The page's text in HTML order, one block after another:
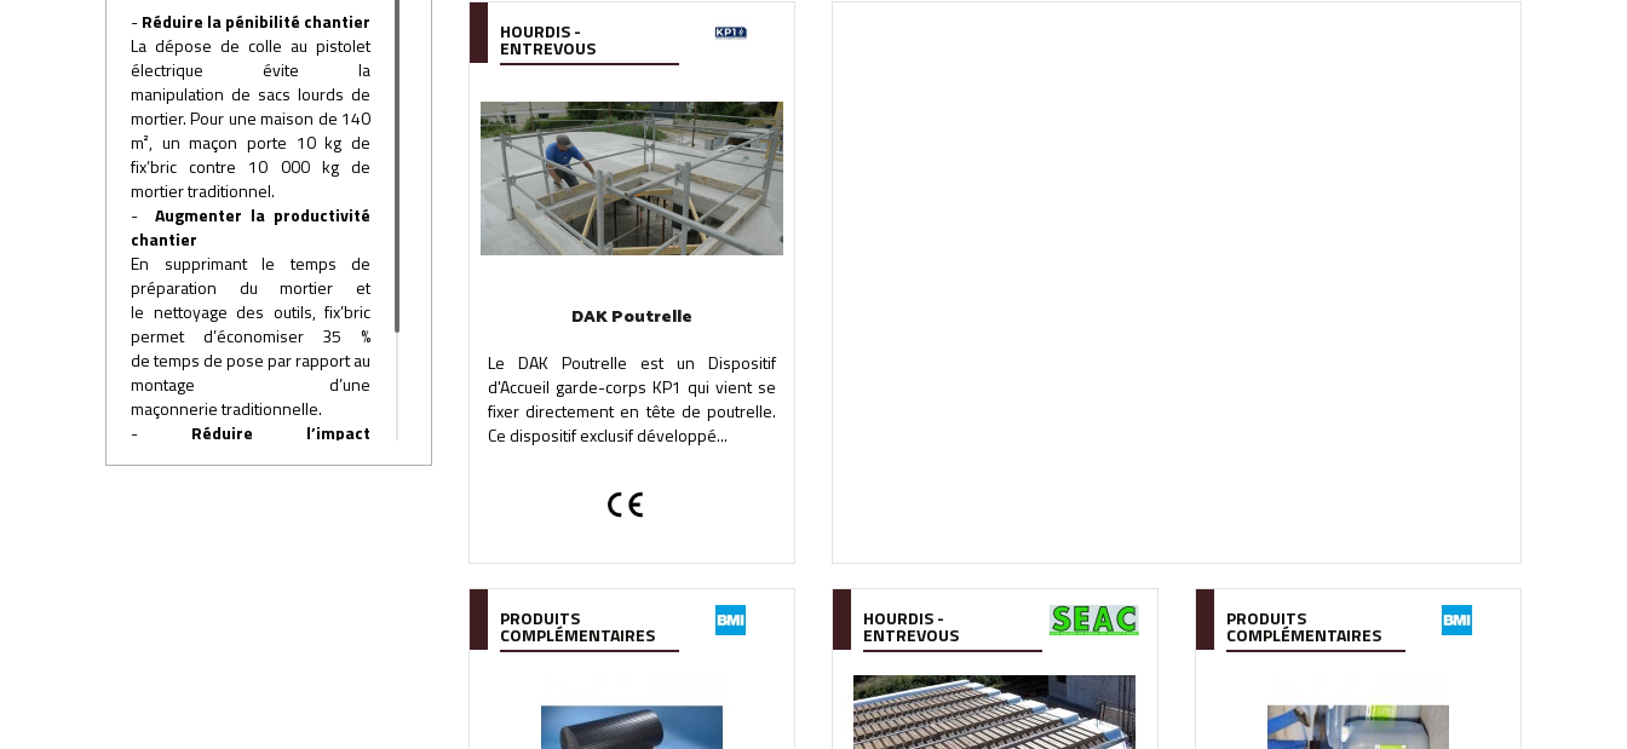
-Réduire la pénibilité chantier
La dépose de colle au pistolet
électrique évite la
manipulation de sacs lourds de
mortier. Pour une maison de 140
m², un maçon porte 10 kg de
fix’bric contre 10 000 kg de
mortier traditionnel.
- Augmenter la productivité
chantier
En supprimant le temps de
préparation du mortier et
le nettoyage des outils, fix’bric
permet d’économiser 35 %
de temps de pose par rapport au
montage d’une
maçonnerie traditionnelle.
- Réduire l’impact
HOURDIS -
ENTREVOUS
DAK Poutrelle
Le DAK Poutrelle est un Dispositif
d'Accueil garde-corps KP1 qui vient se
fixer directement en tête de poutrelle.
Ce dispositif exclusif développé...
PRODUITS
COMPLÉMENTAIRES
HOURDIS -
ENTREVOUS
PRODUITS
COMPLÉMENTAIRES